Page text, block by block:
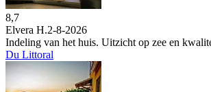
8,7
Elvera H.2-8-2026
Indeling van het huis. Uitzicht op zee en
Du Littoral